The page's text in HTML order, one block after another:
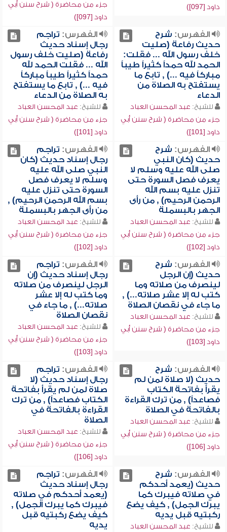
داود [097])
جزء من محاضرة ( شرح سنن أبي
داود [097])
الفهرس: شرح
حديث رفاعة (صليت
خلف رسول الله ... فقلت:
الحمد لله حمداً كثيراً طيباً
مباركاً فيه ...) , تابع ما
يستفتح به الصلاة من
الدعاء
للشيخ: عبد المحسن العباد
جزء من محاضرة ( شرح سنن أبي
داود [101])
الفهرس: تراجم
رجال إسناد حديث
رفاعة (صليت خلف رسول
الله ... فقلت الحمد لله
حمداً كثيراً طيباً مباركاً
فيه ...) , تابع ما يستفتح
به الصلاة من الدعاء
للشيخ: عبد المحسن العباد
جزء من محاضرة ( شرح سنن أبي
داود [101])
الفهرس: شرح
حديث (كان النبي
صلى الله عليه وسلم لا
يعرف فصل السورة حتى
تنزل عليه بسم الله
الرحمن الرحيم) , من رأى
الجهر بالبسملة
للشيخ: عبد المحسن العباد
جزء من محاضرة ( شرح سنن أبي
داود [102])
الفهرس: تراجم
رجال إسناد حديث (كان
النبي صلى الله عليه
وسلم لا يعرف فصل
السورة حتى تنزل عليه
بسم الله الرحمن الرحيم) ,
من رأى الجهر بالبسملة
للشيخ: عبد المحسن العباد
جزء من محاضرة ( شرح سنن أبي
داود [102])
الفهرس: شرح
حديث (إن الرجل
لينصرف من صلاته وما
كتب له إلا عشر صلاته...) ,
ما جاء في نقصان الصلاة
للشيخ: عبد المحسن العباد
جزء من محاضرة ( شرح سنن أبي
داود [103])
الفهرس: تراجم
رجال إسناد حديث (إن
الرجل لينصرف من صلاته
وما كتب له إلا عشر
صلاته...) , ما جاء في
نقصان الصلاة
للشيخ: عبد المحسن العباد
جزء من محاضرة ( شرح سنن أبي
داود [103])
الفهرس: شرح
حديث (لا صلاة لمن لم
يقرأ بفاتحة الكتاب
فصاعداً) , من ترك القراءة
بالفاتحة في الصلاة
للشيخ: عبد المحسن العباد
جزء من محاضرة ( شرح سنن أبي
داود [106])
الفهرس: تراجم
رجال إسناد حديث (لا
صلاة لمن لم يقرأ بفاتحة
الكتاب فصاعداً) , من ترك
القراءة بالفاتحة في
الصلاة
للشيخ: عبد المحسن العباد
جزء من محاضرة ( شرح سنن أبي
داود [106])
الفهرس: شرح
حديث (يعمد أحدكم
في صلاته فيبرك كما
يبرك الجمل) , كيف يضع
ركبتيه قبل يديه
للشيخ: عبد المحسن العباد
الفهرس: تراجم
رجال إسناد حديث
(يعمد أحدكم في صلاته
فيبرك كما يبرك الجمل) ,
كيف يضع ركبتيه قبل
يديه